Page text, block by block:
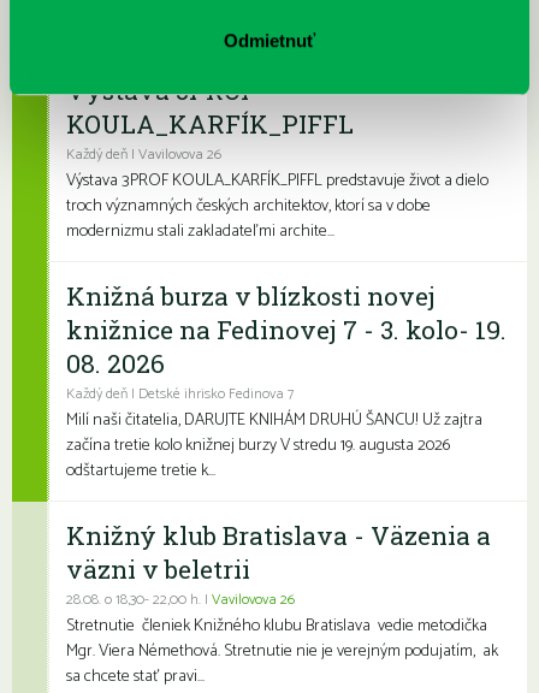
Odmietnuť
Výstava 3PROF
KOULA_KARFÍK_PIFFL
Každý deň | Vavilovova 26
Výstava 3PROF KOULA_KARFÍK_PIFFL predstavuje život a dielo
troch významných českých architektov, ktorí sa v dobe
modernizmu stali zakladateľmi archite...
Knižná burza v blízkosti novej
knižnice na Fedinovej 7 - 3. kolo- 19.
08. 2026
Každý deň | Detské ihrisko Fedinova 7
Milí naši čitatelia, DARUJTE KNIHÁM DRUHÚ ŠANCU! Už zajtra
začína tretie kolo knižnej burzy V stredu 19. augusta 2026
odštartujeme tretie k...
Knižný klub Bratislava - Väzenia a
väzni v beletrii
28.08. o 18,30- 22,00 h. | Vavilovova 26
Stretnutie členiek Knižného klubu Bratislava vedie metodička
Mgr. Viera Némethová. Stretnutie nie je verejným podujatím, ak
sa chcete stať pravi...